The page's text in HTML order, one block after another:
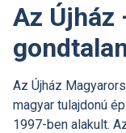
Az Újház
Az Újház
magyar tulajdonú
1997-ben alakult.